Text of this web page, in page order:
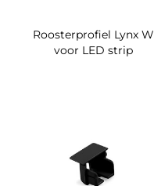
Roosterprofiel Lynx W
voor LED strip